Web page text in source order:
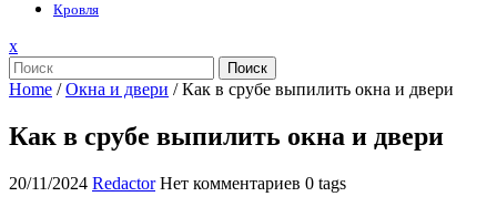
Кровля
xЗакрыть
меню
Поиск
Home /Окна и двери /Как в срубе выпилить окна и двери
Как в срубе выпилить окна и двери
20/11/2024 Redactor Нет комментариев 0 tags